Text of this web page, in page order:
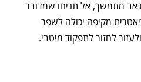
מתמשך, אל תניחו שמדובר
מקיפה יכולה לשפר
לחזור לתפקוד מיטבי.